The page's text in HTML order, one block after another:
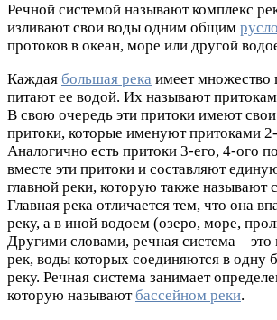
Речной системой называют комплекс
изливают свои воды одним общим
протоков в океан, море или другой
Каждая большая река имеет множество
питают ее водой. Их называют
В свою очередь эти притоки имеют
притоки, которые именуют притоками
Аналогично есть притоки 3-его, 4-ого
вместе эти притоки и составляют
главной реки, которую также называют
Главная река отличается тем, что она
реку, а в иной водоем (озеро, море,
Другими словами, речная система –
рек, воды которых соединяются в одну
реку. Речная система занимает
которую называютбассейном реки.